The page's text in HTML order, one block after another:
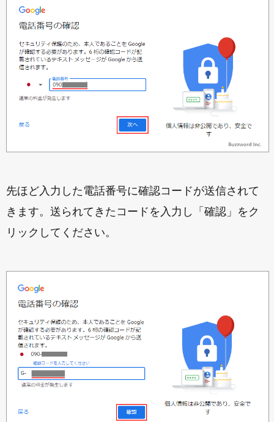
先ほど入力した電話番号に確認コードが送信されて
きます。送られてきたコードを入力し「確認」をク
リックしてください。